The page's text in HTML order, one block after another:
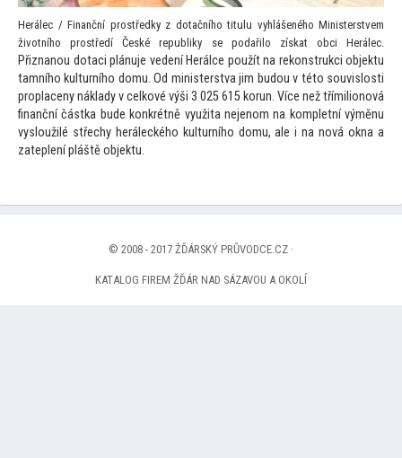
Herálec / Finanční prostředky z dotačního titulu vyhlášeného Ministerstvem
životního prostředí České republiky se podařilo získat obci Herálec.
Přiznanou dotaci plánuje vedení Herálce použít na rekonstrukci objektu
tamního kulturního domu. Od ministerstva jim budou v této souvislosti
proplaceny náklady v celkové výši 3 025 615 korun. Více než třímilionová
finanční částka bude konkrétně využita nejenom na kompletní výměnu
vysloužilé střechy heráleckého kulturního domu, ale i na nová okna a
zateplení pláště objektu.
© 2008 - 2017 ŽĎÁRSKÝ PRŮVODCE.CZ ·
KATALOG FIREM ŽĎÁR NAD SÁZAVOU A OKOLÍ